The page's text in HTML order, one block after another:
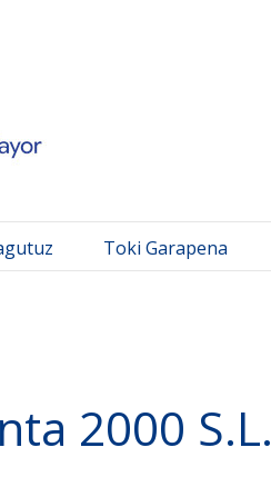
Toki Garapena
2000 S.L.